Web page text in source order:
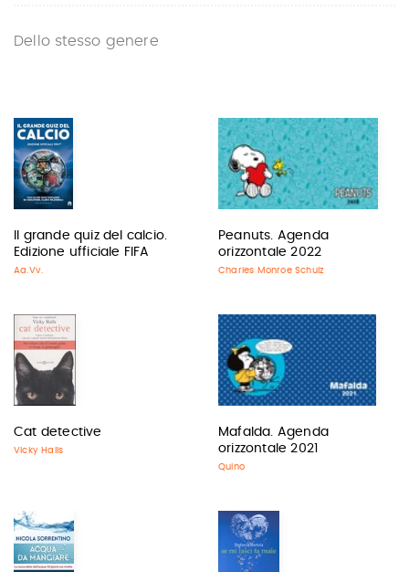
Dello stesso genere
Il grande quiz del calcio.
Edizione ufficiale FIFA
Aa.Vv.
Peanuts. Agenda
orizzontale 2022
Charles Monroe Schulz
Cat detective
Vicky Halls
Mafalda. Agenda
orizzontale 2021
Quino